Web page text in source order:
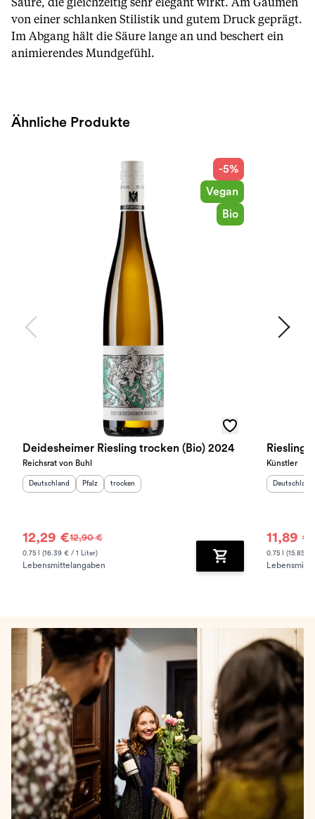
Säure, die gleichzeitig sehr elegant wirkt. Am Gaumen
von einer schlanken Stilistik und gutem Druck geprägt.
Im Abgang hält die Säure lange an und beschert ein
animierendes Mundgefühl.
Ähnliche Produkte
-5%
Vegan
Bio
Deidesheimer Riesling trocken (Bio) 2024
Reichsrat von Buhl
Herkunftsland
Deutschland Herkunftsregion
Pfalz Geschmack
trocken
12,29 €12,90 €
0.75 l (16.39 € / 1 Liter)
Lebensmittelangaben Zum Warenkorb
Riesling
Künstler
Deutschland
11,89 €
0.75 l (15.85 €